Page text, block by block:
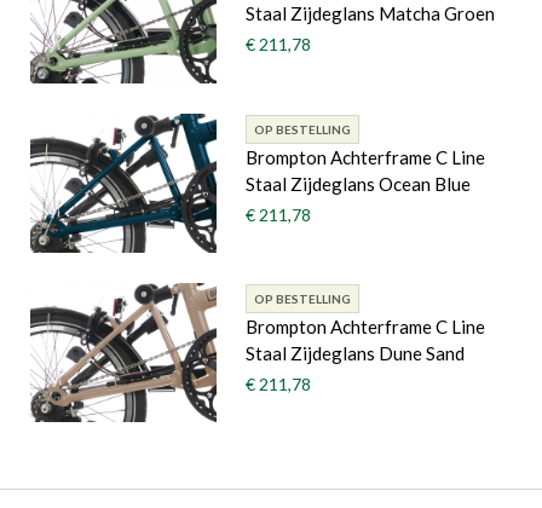
Staal Zijdeglans Matcha Groen
€ 211,78
OP BESTELLING
Brompton Achterframe C Line
Staal Zijdeglans Ocean Blue
€ 211,78
OP BESTELLING
Brompton Achterframe C Line
Staal Zijdeglans Dune Sand
€ 211,78